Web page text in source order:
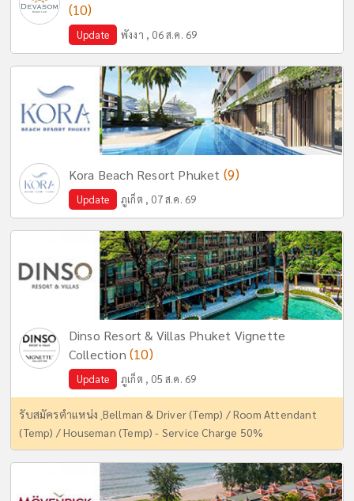
(10)
Update พังงา , 06 ส.ค. 69
Kora Beach Resort Phuket (9)
Update ภูเก็ต , 07 ส.ค. 69
Dinso Resort & Villas Phuket Vignette
Collection (10)
Update ภูเก็ต , 05 ส.ค. 69
รับสมัครตำแหน่ง ฺBellman & Driver (Temp) / Room Attendant
(Temp) / Houseman (Temp) - Service Charge 50%